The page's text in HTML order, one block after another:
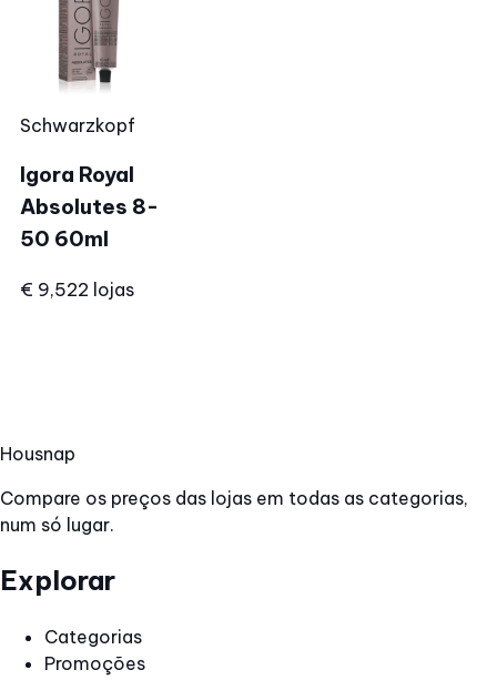
Schwarzkopf
Igora Royal
Absolutes 8-
50 60ml
€ 9,522 lojas
Housnap
Compare os preços das lojas em todas as categorias,
num só lugar.
Explorar
Categorias
Promoções